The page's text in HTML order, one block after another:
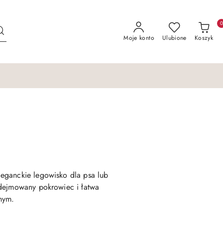
Moje konto Ulubione Koszyk
0
legowisko dla psa lub
pokrowiec i łatwa